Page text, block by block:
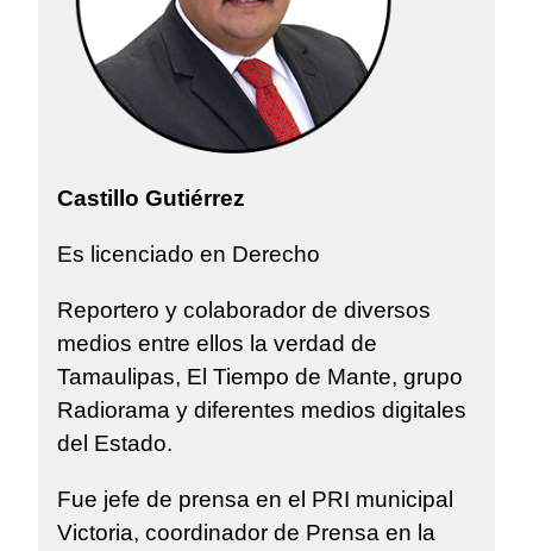
Castillo Gutiérrez
Es licenciado en Derecho
Reportero y colaborador de diversos
medios entre ellos la verdad de
Tamaulipas, El Tiempo de Mante, grupo
Radiorama y diferentes medios digitales
del Estado.
Fue jefe de prensa en el PRI municipal
Victoria, coordinador de Prensa en la